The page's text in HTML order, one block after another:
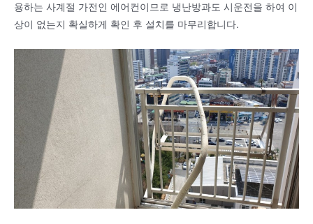
용하는 사계절 가전인 에어컨이므로 냉난방과도 시운전을 하여 이
상이 없는지 확실하게 확인 후 설치를 마무리합니다.